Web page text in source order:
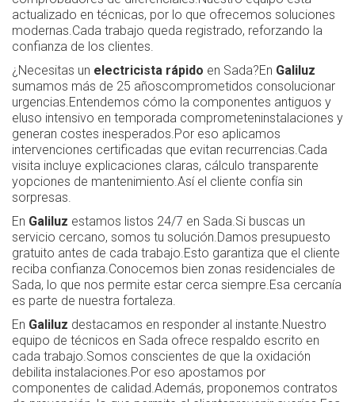
actualizado en técnicas, por lo que ofrecemos soluciones
modernas.Cada trabajo queda registrado, reforzando la
confianza de los clientes.
¿Necesitas un electricista rápido en Sada?En Galiluz
sumamos más de 25 añoscomprometidos consolucionar
urgencias.Entendemos cómo la componentes antiguos y
eluso intensivo en temporada comprometeninstalaciones y
generan costes inesperados.Por eso aplicamos
intervenciones certificadas que evitan recurrencias.Cada
visita incluye explicaciones claras, cálculo transparente
yopciones de mantenimiento.Así el cliente confía sin
sorpresas.
En Galiluz estamos listos 24/7 en Sada.Si buscas un
servicio cercano, somos tu solución.Damos presupuesto
gratuito antes de cada trabajo.Esto garantiza que el cliente
reciba confianza.Conocemos bien zonas residenciales de
Sada, lo que nos permite estar cerca siempre.Esa cercanía
es parte de nuestra fortaleza.
En Galiluz destacamos en responder al instante.Nuestro
equipo de técnicos en Sada ofrece respaldo escrito en
cada trabajo.Somos conscientes de que la oxidación
debilita instalaciones.Por eso apostamos por
componentes de calidad.Además, proponemos contratos